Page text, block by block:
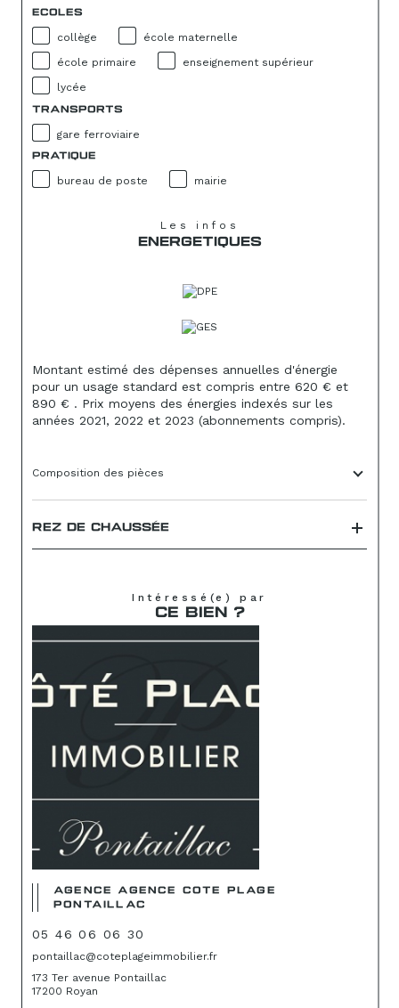
ECOLES
collège école maternelle
école primaire enseignement supérieur
lycée
TRANSPORTS
gare ferroviaire
PRATIQUE
bureau de poste mairie
Les infos
ENERGETIQUES
Montant estimé des dépenses annuelles d'énergie
pour un usage standard est compris entre 620 € et
890 € . Prix moyens des énergies indexés sur les
années 2021, 2022 et 2023 (abonnements compris).
Composition des pièces
REZ DE CHAUSSÉE
Intéressé(e) par
CE BIEN ?
AGENCE AGENCE COTE PLAGE
PONTAILLAC
05 46 06 06 30
pontaillac@coteplageimmobilier.fr
173 Ter avenue Pontaillac
17200 Royan